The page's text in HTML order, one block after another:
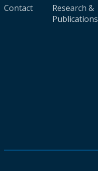
Contact
Research &
Publications